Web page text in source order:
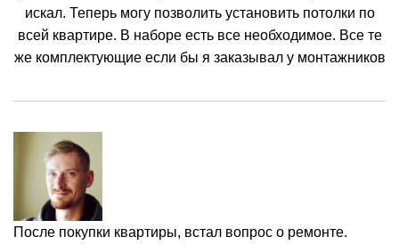
искал. Теперь могу позволить установить потолки по
всей квартире. В наборе есть все необходимое. Все те
же комплектующие если бы я заказывал у монтажников
После покупки квартиры, встал вопрос о ремонте.